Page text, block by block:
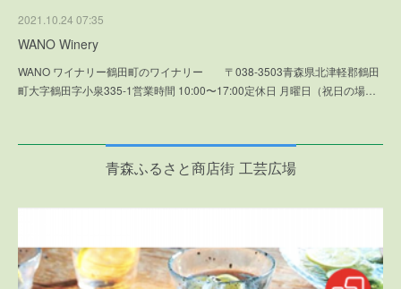
2021.10.24 07:35
WANO Winery
WANO ワイナリー鶴田町のワイナリー 〒038-3503青森県北津軽郡鶴田
町大字鶴田字小泉335-1営業時間 10:00〜17:00定休日 月曜日（祝日の場…
青森ふるさと商店街 工芸広場